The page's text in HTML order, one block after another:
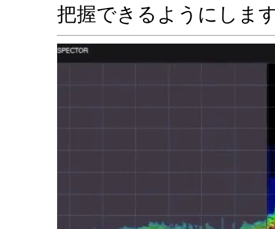
把握できるようにしま